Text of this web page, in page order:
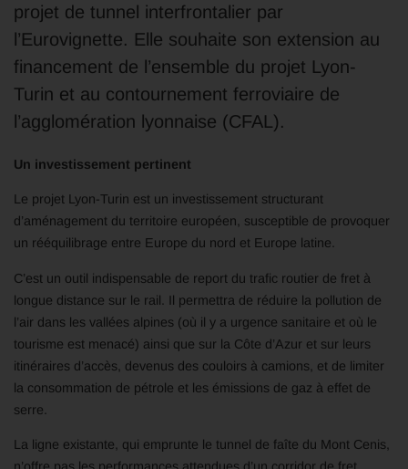
projet de tunnel interfrontalier par
l’Eurovignette. Elle souhaite son extension au
financement de l’ensemble du projet Lyon-
Turin et au contournement ferroviaire de
l’agglomération lyonnaise (CFAL).
Un investissement pertinent
Le projet Lyon-Turin est un investissement structurant
d’aménagement du territoire européen, susceptible de provoquer
un rééquilibrage entre Europe du nord et Europe latine.
C’est un outil indispensable de report du trafic routier de fret à
longue distance sur le rail. Il permettra de réduire la pollution de
l’air dans les vallées alpines (où il y a urgence sanitaire et où le
tourisme est menacé) ainsi que sur la Côte d’Azur et sur leurs
itinéraires d’accès, devenus des couloirs à camions, et de limiter
la consommation de pétrole et les émissions de gaz à effet de
serre.
La ligne existante, qui emprunte le tunnel de faîte du Mont Cenis,